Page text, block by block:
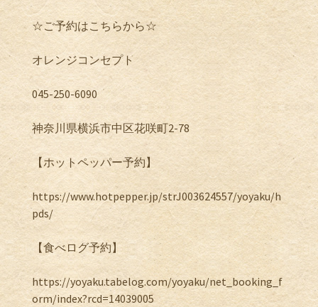
☆ご予約はこちらから☆
オレンジコンセプト
045-250-6090
神奈川県横浜市中区花咲町2-78
【ホットペッパー予約】
https://www.hotpepper.jp/strJ003624557/yoyaku/h
pds/
【食べログ予約】
https://yoyaku.tabelog.com/yoyaku/net_booking_f
orm/index?rcd=14039005